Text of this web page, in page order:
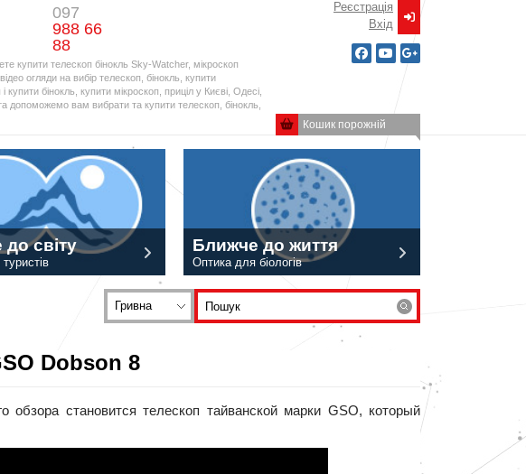
097
988 66
88
купити телескоп бінокль Sky-Watcher, мікроскоп
огляди на вибір телескоп, бінокль, купити
бінокль, купити мікроскоп, приціл у Києві, Одесі,
допоможемо вам вибрати та купити телескоп, бінокль,
Реєстрація
Вxід
Кошик порожній
світу Ближче до життя
Оптика для біологів
Гривна
Dobson 8
становится телескоп тайванской марки GSO, который